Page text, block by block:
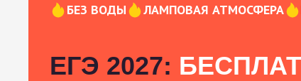
БЕЗ ВОДЫ ЛАМПОВАЯ АТМОСФЕРА
ЕГЭ 2027: